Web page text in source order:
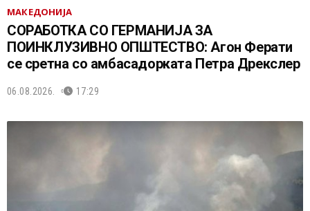
МАКЕДОНИЈА
СОРАБОТКА СО ГЕРМАНИЈА ЗА
ПОИНКЛУЗИВНО ОПШТЕСТВО: Агон Ферати
се сретна со амбасадорката Петра Дрекслер
06.08.2026. 17:29